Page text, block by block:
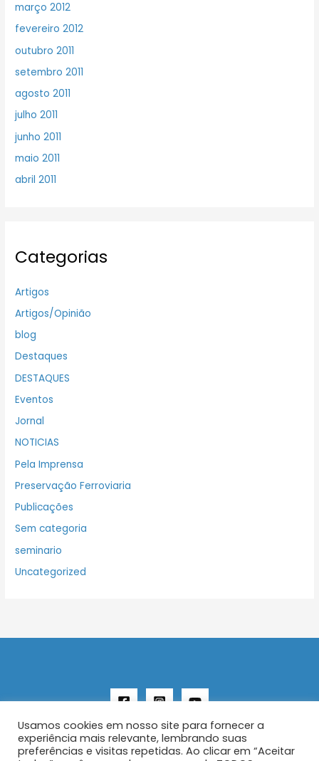
março 2012
fevereiro 2012
outubro 2011
setembro 2011
agosto 2011
julho 2011
junho 2011
maio 2011
abril 2011
Categorias
Artigos
Artigos/Opinião
blog
Destaques
DESTAQUES
Eventos
Jornal
NOTICIAS
Pela Imprensa
Preservação Ferroviaria
Publicações
Sem categoria
seminario
Uncategorized
Usamos cookies em nosso site para fornecer a
experiência mais relevante, lembrando suas
preferências e visitas repetidas. Ao clicar em “Aceitar